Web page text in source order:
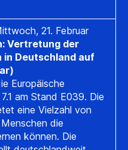
21. Februar
Vertretung der
in Deutschland auf
Europäische
am Stand E039. Die
eine Vielzahl von
die
können. Die